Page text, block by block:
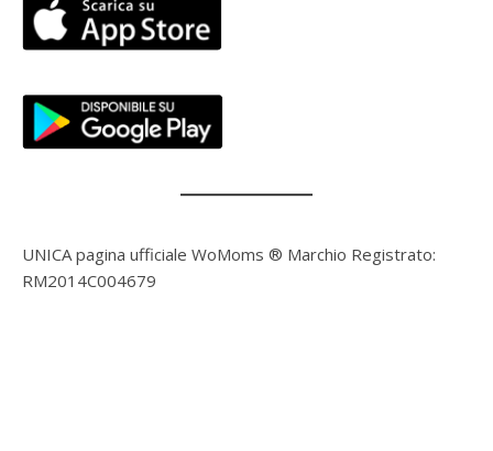
UNICA pagina ufficiale WoMoms ® Marchio Registrato:
RM2014C004679